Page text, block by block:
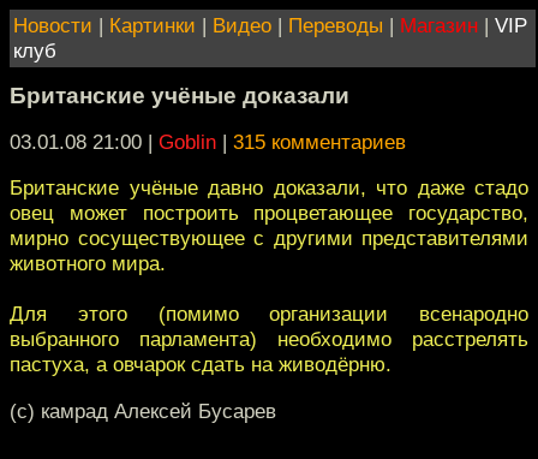
Новости | Картинки | Видео | Переводы | Магазин | VIP
клуб
Британские учёные доказали
03.01.08 21:00 | Goblin | 315 комментариев
Британские учёные давно доказали, что даже стадо
овец может построить процветающее государство,
мирно сосуществующее с другими представителями
животного мира.
Для этого (помимо организации всенародно
выбранного парламента) необходимо расстрелять
пастуха, а овчарок сдать на живодёрню.
(c) камрад Алексей Бусарев